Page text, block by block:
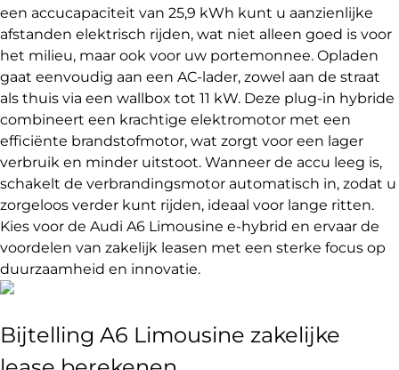
een accucapaciteit van 25,9 kWh kunt u aanzienlijke
afstanden elektrisch rijden, wat niet alleen goed is voor
het milieu, maar ook voor uw portemonnee. Opladen
gaat eenvoudig aan een AC-lader, zowel aan de straat
als thuis via een wallbox tot 11 kW. Deze plug-in hybride
combineert een krachtige elektromotor met een
efficiënte brandstofmotor, wat zorgt voor een lager
verbruik en minder uitstoot. Wanneer de accu leeg is,
schakelt de verbrandingsmotor automatisch in, zodat u
zorgeloos verder kunt rijden, ideaal voor lange ritten.
Kies voor de Audi A6 Limousine e-hybrid en ervaar de
voordelen van zakelijk leasen met een sterke focus op
duurzaamheid en innovatie.
Bijtelling A6 Limousine zakelijke